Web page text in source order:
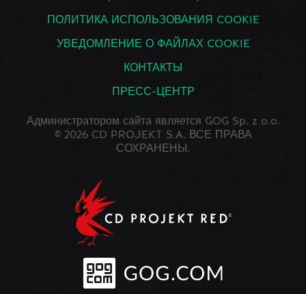
ПОЛИТИКА ИСПОЛЬЗОВАНИЯ COOKIE
УВЕДОМЛЕНИЕ О ФАЙЛАХ COOKIE
КОНТАКТЫ
ПРЕСС-ЦЕНТР
Администратором сайта является GOG Sp. z o.o.
© 2026 CD PROJEKT S.A. ВСЕ ПРАВА
СОХРАНЕНЫ.